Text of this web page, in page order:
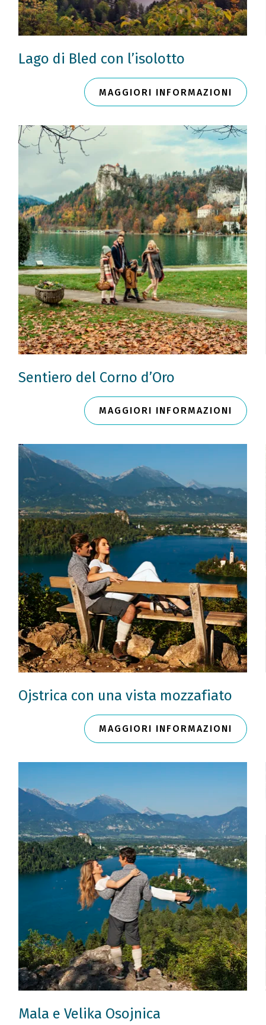
Lago di Bled con l’isolotto
MAGGIORI INFORMAZIONI
Sentiero del Corno d’Oro
MAGGIORI INFORMAZIONI
Ojstrica con una vista mozzafiato
MAGGIORI INFORMAZIONI
Mala e Velika Osojnica